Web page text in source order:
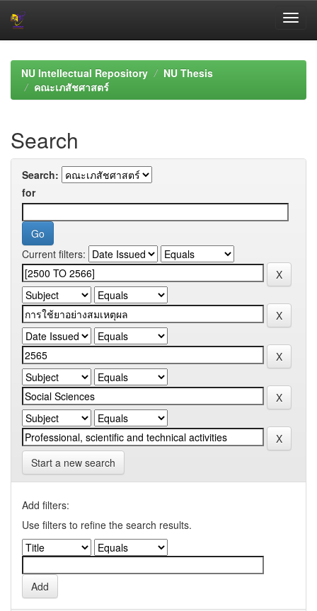
navigationNU Intellectual Repository
NU Thesis
คณะเภสัชศาสตร์
Search
Search:
for
Current filters:
Start a new search
Add filters:
Use filters to refine the search results.